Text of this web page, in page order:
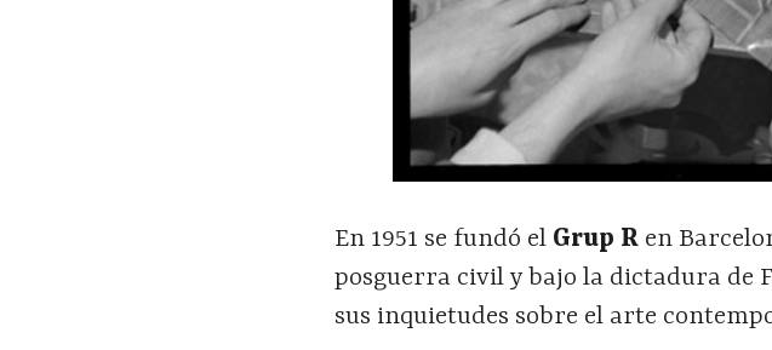
En 1951 se fundó el Grup R en
posguerra civil y bajo la dictadura de
sus inquietudes sobre el arte